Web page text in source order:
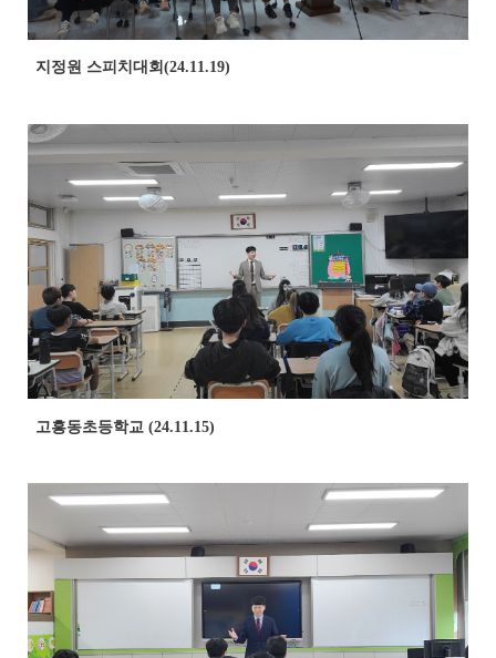
지정원 스피치대회(24.11.19)
고흥동초등학교 (24.11.15)